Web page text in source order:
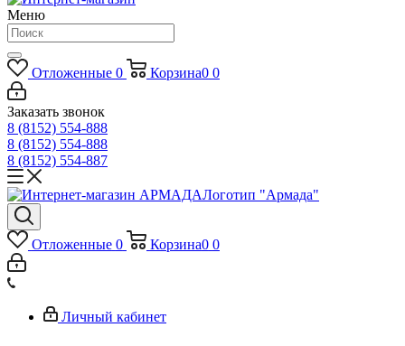
Меню
Отложенные 0 Корзина0 0
Заказать звонок
8 (8152) 554-888
8 (8152) 554-888
8 (8152) 554-887
Логотип "Армада"
Отложенные 0 Корзина0 0
Личный кабинет